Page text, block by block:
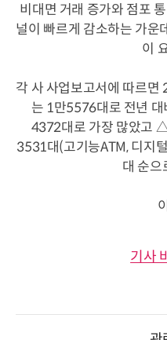
비대면 거래 증가와 점포
널이 빠르게 감소하는 가운
이
각 사 사업보고서에 따르면
는 1만5576대로 전년 대
4372대로 가장 많았고
3531대(고기능ATM, 디지
대 순으
기사